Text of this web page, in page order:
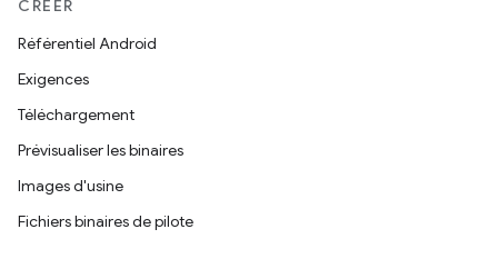
CRÉER
Référentiel Android
Exigences
Téléchargement
Prévisualiser les binaires
Images d'usine
Fichiers binaires de pilote